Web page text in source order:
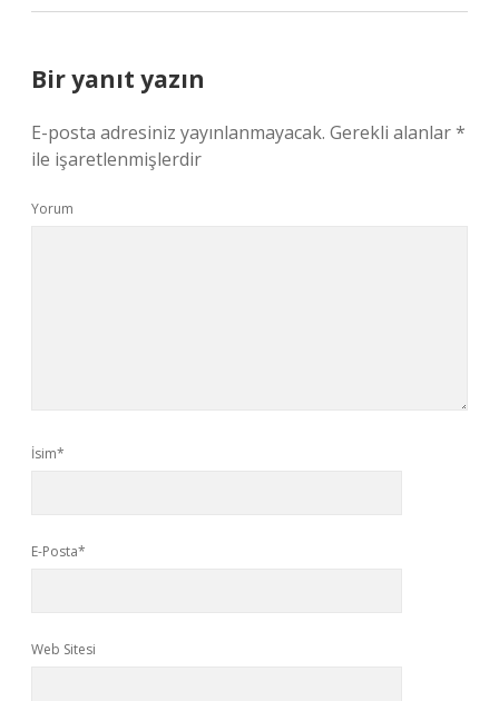
Bir yanıt yazın
E-posta adresiniz yayınlanmayacak. Gerekli alanlar*
ile işaretlenmişlerdir
Yorum
İsim*
E-Posta*
Web Sitesi